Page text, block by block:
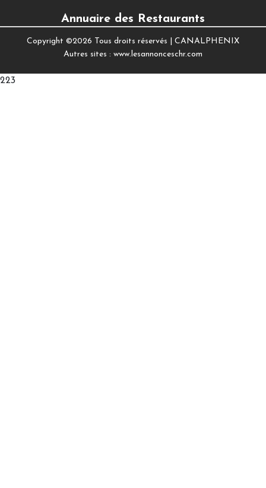
Annuaire des Restaurants
Copyright ©2026 Tous droits réservés | CANALPHENIX
Autres sites : www.lesannonceschr.com
223